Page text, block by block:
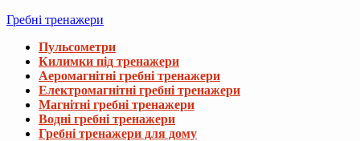
Гребні тренажери
Пульсометри
Килимки під тренажери
Аеромагнітні гребні тренажери
Електромагнітні гребні тренажери
Магнітні гребні тренажери
Водні гребні тренажери
Гребні тренажери для дому